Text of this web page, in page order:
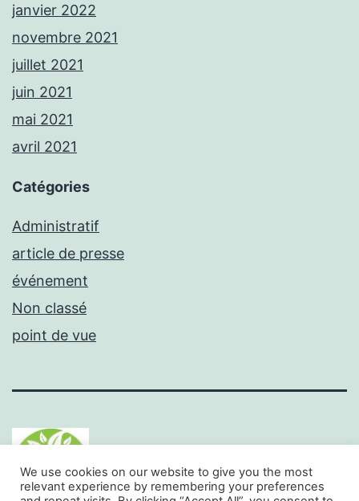
janvier 2022
novembre 2021
juillet 2021
juin 2021
mai 2021
avril 2021
Catégories
Administratif
article de presse
événement
Non classé
point de vue
We use cookies on our website to give you the most
relevant experience by remembering your preferences